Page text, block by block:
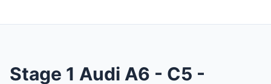
Stage 1 Audi A6 - C5 -